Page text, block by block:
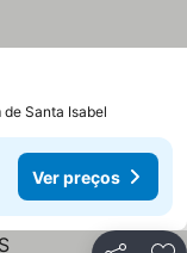
de Santa Isabel
Ver preços